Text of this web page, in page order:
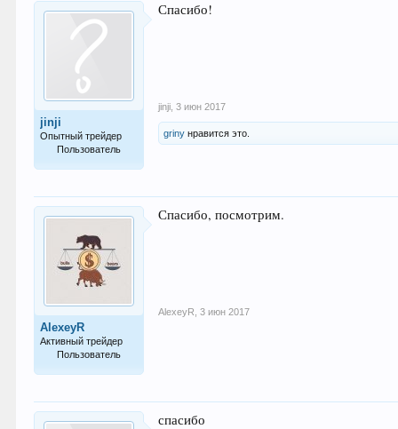
jinji
Опытный трейдер
Пользователь
Спасибо!
jinji 3 июн 2017
griny нравится это.
AlexeyR
Активный трейдер
Пользователь
Спасибо, посмотрим.
AlexeyR 3 июн 2017
спасибо